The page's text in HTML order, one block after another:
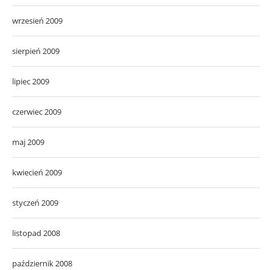
wrzesień 2009
sierpień 2009
lipiec 2009
czerwiec 2009
maj 2009
kwiecień 2009
styczeń 2009
listopad 2008
październik 2008